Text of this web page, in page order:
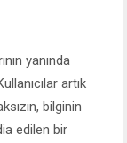
yanında
artık
bilginin
edilen bir